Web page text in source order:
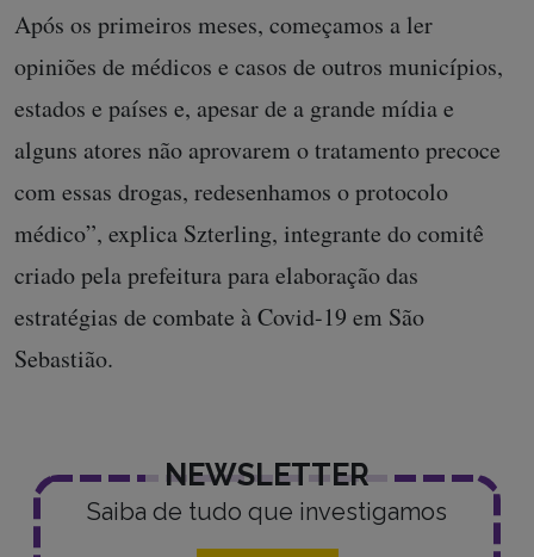
Após os primeiros meses, começamos a ler
opiniões de médicos e casos de outros municípios,
estados e países e, apesar de a grande mídia e
alguns atores não aprovarem o tratamento precoce
com essas drogas, redesenhamos o protocolo
médico”, explica Szterling, integrante do comitê
criado pela prefeitura para elaboração das
estratégias de combate à Covid-19 em São
Sebastião.
NEWSLETTER
Saiba de tudo que investigamos